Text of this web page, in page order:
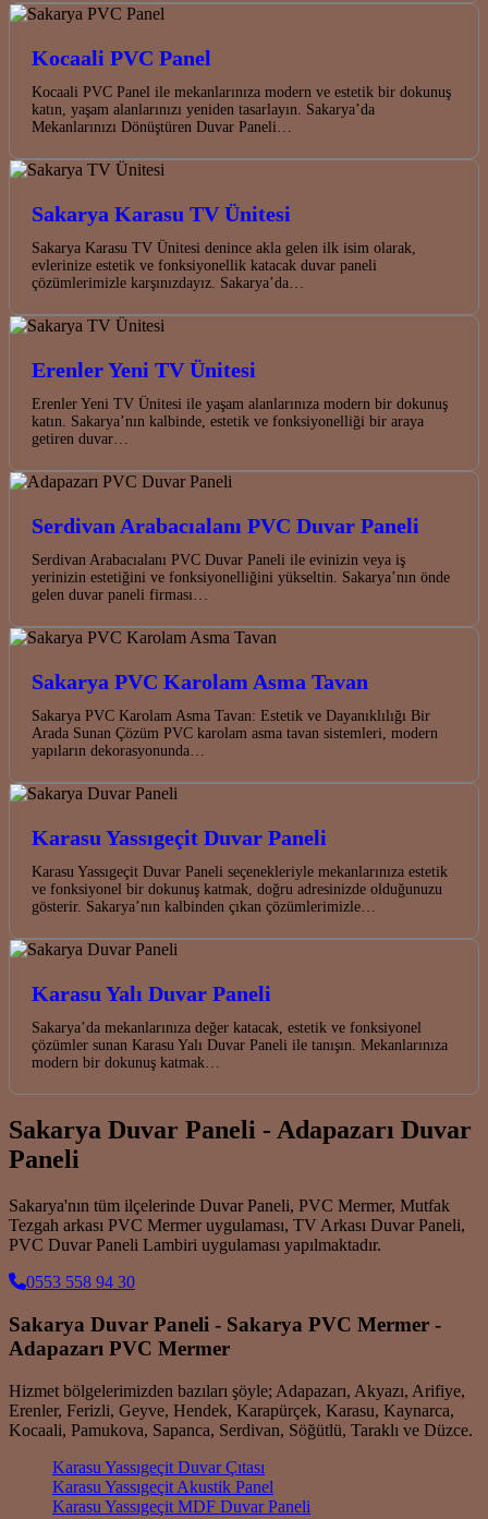
Kocaali PVC Panel
Kocaali PVC Panel ile mekanlarınıza modern ve estetik bir dokunuş
katın, yaşam alanlarınızı yeniden tasarlayın. Sakarya’da
Mekanlarınızı Dönüştüren Duvar Paneli…
Sakarya Karasu TV Ünitesi
Sakarya Karasu TV Ünitesi denince akla gelen ilk isim olarak,
evlerinize estetik ve fonksiyonellik katacak duvar paneli
çözümlerimizle karşınızdayız. Sakarya’da…
Erenler Yeni TV Ünitesi
Erenler Yeni TV Ünitesi ile yaşam alanlarınıza modern bir dokunuş
katın. Sakarya’nın kalbinde, estetik ve fonksiyonelliği bir araya
getiren duvar…
Serdivan Arabacıalanı PVC Duvar Paneli
Serdivan Arabacıalanı PVC Duvar Paneli ile evinizin veya iş
yerinizin estetiğini ve fonksiyonelliğini yükseltin. Sakarya’nın önde
gelen duvar paneli firması…
Sakarya PVC Karolam Asma Tavan
Sakarya PVC Karolam Asma Tavan: Estetik ve Dayanıklılığı Bir
Arada Sunan Çözüm PVC karolam asma tavan sistemleri, modern
yapıların dekorasyonunda…
Karasu Yassıgeçit Duvar Paneli
Karasu Yassıgeçit Duvar Paneli seçenekleriyle mekanlarınıza estetik
ve fonksiyonel bir dokunuş katmak, doğru adresinizde olduğunuzu
gösterir. Sakarya’nın kalbinden çıkan çözümlerimizle…
Karasu Yalı Duvar Paneli
Sakarya’da mekanlarınıza değer katacak, estetik ve fonksiyonel
çözümler sunan Karasu Yalı Duvar Paneli ile tanışın. Mekanlarınıza
modern bir dokunuş katmak…
Sakarya Duvar Paneli - Adapazarı Duvar
Paneli
Sakarya'nın tüm ilçelerinde Duvar Paneli, PVC Mermer, Mutfak
Tezgah arkası PVC Mermer uygulaması, TV Arkası Duvar Paneli,
PVC Duvar Paneli Lambiri uygulaması yapılmaktadır.
0553 558 94 30
Sakarya Duvar Paneli - Sakarya PVC Mermer -
Adapazarı PVC Mermer
Hizmet bölgelerimizden bazıları şöyle; Adapazarı, Akyazı, Arifiye,
Erenler, Ferizli, Geyve, Hendek, Karapürçek, Karasu, Kaynarca,
Kocaali, Pamukova, Sapanca, Serdivan, Söğütlü, Taraklı ve Düzce.
Karasu Yassıgeçit Duvar Çıtası
Karasu Yassıgeçit Akustik Panel
Karasu Yassıgeçit MDF Duvar Paneli